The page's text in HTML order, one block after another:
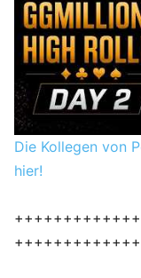
Die Kollegen von
hier!